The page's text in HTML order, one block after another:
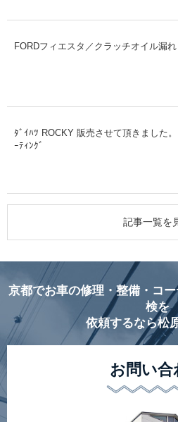
FORDフィエスタ／クラッチオイル漏れ
ﾀﾞｲﾊﾂ ROCKY 販売させて頂きました
ｰﾃｨﾝｸﾞ
記事一覧を
京都でお車の修理・整備・コ
検を
依頼するなら松
お問い合